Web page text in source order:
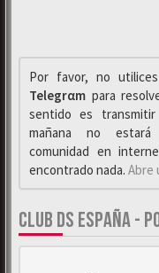
Por favor, no utilices
Telegrαm para
sentido es
mañana no estará
comunidad en
encontrado nada. Abre
CLUB DS ESPAÑA -